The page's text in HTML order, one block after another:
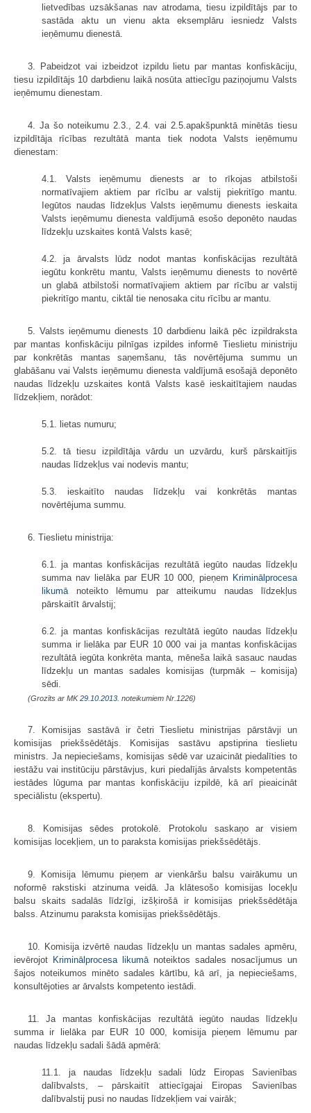
lietvedības uzsākšanas nav atrodama, tiesu izpildītājs par to
sastāda aktu un vienu akta eksemplāru iesniedz Valsts
ieņēmumu dienestā.
3. Pabeidzot vai izbeidzot izpildu lietu par mantas konfiskāciju,
tiesu izpildītājs 10 darbdienu laikā nosūta attiecīgu paziņojumu Valsts
ieņēmumu dienestam.
4. Ja šo noteikumu 2.3., 2.4. vai 2.5.apakšpunktā minētās tiesu
izpildītāja rīcības rezultātā manta tiek nodota Valsts ieņēmumu
dienestam:
4.1. Valsts ieņēmumu dienests ar to rīkojas atbilstoši
normatīvajiem aktiem par rīcību ar valstij piekritīgo mantu.
Iegūtos naudas līdzekļus Valsts ieņēmumu dienests ieskaita
Valsts ieņēmumu dienesta valdījumā esošo deponēto naudas
līdzekļu uzskaites kontā Valsts kasē;
4.2. ja ārvalsts lūdz nodot mantas konfiskācijas rezultātā
iegūtu konkrētu mantu, Valsts ieņēmumu dienests to novērtē
un glabā atbilstoši normatīvajiem aktiem par rīcību ar valstij
piekritīgo mantu, ciktāl tie nenosaka citu rīcību ar mantu.
5. Valsts ieņēmumu dienests 10 darbdienu laikā pēc izpildraksta
par mantas konfiskāciju pilnīgas izpildes informē Tieslietu ministriju
par konkrētās mantas saņemšanu, tās novērtējuma summu un
glabāšanu vai Valsts ieņēmumu dienesta valdījumā esošajā deponēto
naudas līdzekļu uzskaites kontā Valsts kasē ieskaitītajiem naudas
līdzekļiem, norādot:
5.1. lietas numuru;
5.2. tā tiesu izpildītāja vārdu un uzvārdu, kurš pārskaitījis
naudas līdzekļus vai nodevis mantu;
5.3. ieskaitīto naudas līdzekļu vai konkrētās mantas
novērtējuma summu.
6. Tieslietu ministrija:
6.1. ja mantas konfiskācijas rezultātā iegūto naudas līdzekļu
summa nav lielāka par EUR 10 000, pieņem Kriminālprocesa
likumā noteikto lēmumu par atteikumu naudas līdzekļus
pārskaitīt ārvalstij;
6.2. ja mantas konfiskācijas rezultātā iegūto naudas līdzekļu
summa ir lielāka par EUR 10 000 vai ja mantas konfiskācijas
rezultātā iegūta konkrēta manta, mēneša laikā sasauc naudas
līdzekļu un mantas sadales komisijas (turpmāk – komisija)
sēdi.
(Grozīts ar MK29.10.2013. noteikumiem Nr.1226)
7. Komisijas sastāvā ir četri Tieslietu ministrijas pārstāvji un
komisijas priekšsēdētājs. Komisijas sastāvu apstiprina tieslietu
ministrs. Ja nepieciešams, komisijas sēdē var uzaicināt piedalīties to
iestāžu vai institūciju pārstāvjus, kuri piedalījās ārvalsts kompetentās
iestādes lūguma par mantas konfiskāciju izpildē, kā arī pieaicināt
speciālistu (ekspertu).
8. Komisijas sēdes protokolē. Protokolu saskaņo ar visiem
komisijas locekļiem, un to paraksta komisijas priekšsēdētājs.
9. Komisija lēmumu pieņem ar vienkāršu balsu vairākumu un
noformē rakstiski atzinuma veidā. Ja klātesošo komisijas locekļu
balsu skaits sadalās līdzīgi, izšķirošā ir komisijas priekšsēdētāja
balss. Atzinumu paraksta komisijas priekšsēdētājs.
10. Komisija izvērtē naudas līdzekļu un mantas sadales apmēru,
ievērojot Kriminālprocesa likumā noteiktos sadales nosacījumus un
šajos noteikumos minēto sadales kārtību, kā arī, ja nepieciešams,
konsultējoties ar ārvalsts kompetento iestādi.
11. Ja mantas konfiskācijas rezultātā iegūto naudas līdzekļu
summa ir lielāka par EUR 10 000, komisija pieņem lēmumu par
naudas līdzekļu sadali šādā apmērā:
11.1. ja naudas līdzekļu sadali lūdz Eiropas Savienības
dalībvalsts, – pārskaitīt attiecīgajai Eiropas Savienības
dalībvalstij pusi no naudas līdzekļiem vai vairāk;